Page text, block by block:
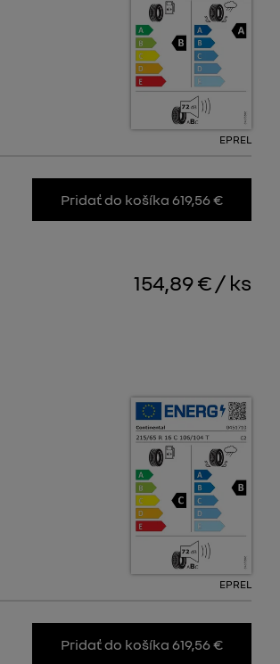
EPREL
Pridať do košíka 619,56 €
154,89 € / ks
EPREL
Pridať do košíka 619,56 €